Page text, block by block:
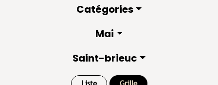
Catégories
Mai
Saint-brieuc
Liste Grille